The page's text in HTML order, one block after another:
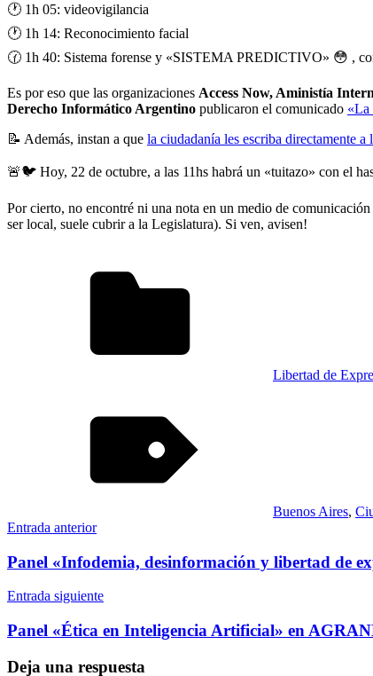
🕐 1h 05: videovigilancia
🕐 1h 14: Reconocimiento facial
🕜 1h 40: Sistema forense y «SISTEMA PREDICTIVO» 😳 ,
Es por eso que las organizaciones Access Now, Aministía
Derecho Informático Argentino publicaron el comunicado «La
📝 Además, instan a que la ciudadanía les escriba directamente a
🚨🐦 Hoy, 22 de octubre, a las 11hs habrá un «tuitazo» con el
Por cierto, no encontré ni una nota en un medio de
ser local, suele cubrir a la Legislatura). Si ven, avisen!
Libertad de
Buenos Aires,
Navegación
de
Entrada anterior
Panel «Infodemia, desinformación y libertad de
Entrada siguiente
Panel «Ética en Inteligencia Artificial» en
Deja una respuesta